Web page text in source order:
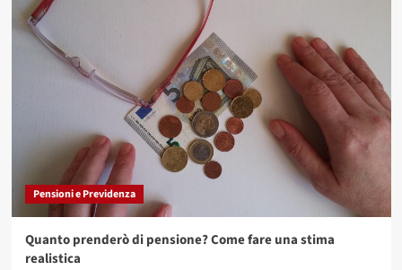
Pensioni e Previdenza
Quanto prenderò di pensione? Come fare una stima
realistica